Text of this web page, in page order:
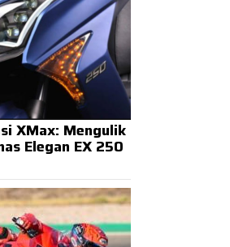
XMax: Mengulik
Elegan EX 250